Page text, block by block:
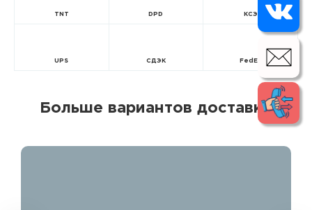
TNT DPD КСЭ
UPS СДЭК FedEx
Больше вариантов доставки